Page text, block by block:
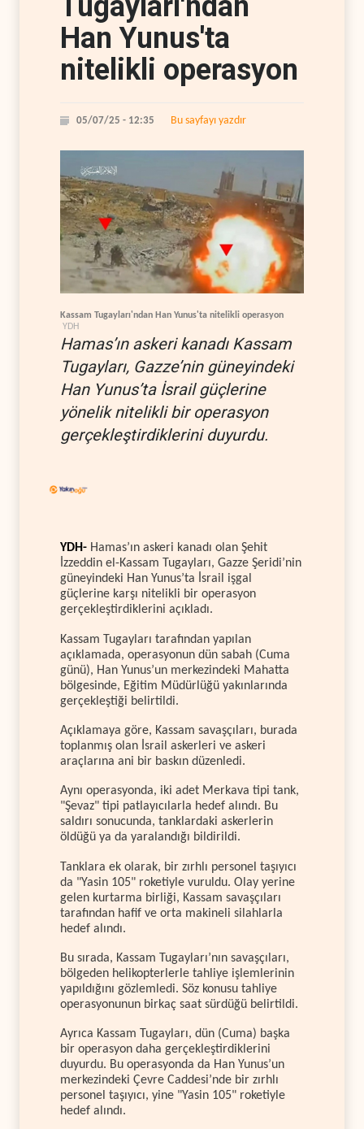
Han Yunus'ta
nitelikli operasyon
05/07/25 - 12:35 Bu sayfayı yazdır
Kassam Tugayları'ndan Han Yunus'ta nitelikli operasyon
YDH
Hamas’ın askeri kanadı Kassam
Tugayları, Gazze’nin güneyindeki
Han Yunus’ta İsrail güçlerine
yönelik nitelikli bir operasyon
gerçekleştirdiklerini duyurdu.
YDH- Hamas’ın askeri kanadı olan Şehit
İzzeddin el-Kassam Tugayları, Gazze Şeridi’nin
güneyindeki Han Yunus’ta İsrail işgal
güçlerine karşı nitelikli bir operasyon
gerçekleştirdiklerini açıkladı.
Kassam Tugayları tarafından yapılan
açıklamada, operasyonun dün sabah (Cuma
günü), Han Yunus’un merkezindeki Mahatta
bölgesinde, Eğitim Müdürlüğü yakınlarında
gerçekleştiği belirtildi.
Açıklamaya göre, Kassam savaşçıları, burada
toplanmış olan İsrail askerleri ve askeri
araçlarına ani bir baskın düzenledi.
Aynı operasyonda, iki adet Merkava tipi tank,
"Şevaz" tipi patlayıcılarla hedef alındı. Bu
saldırı sonucunda, tanklardaki askerlerin
öldüğü ya da yaralandığı bildirildi.
Tanklara ek olarak, bir zırhlı personel taşıyıcı
da "Yasin 105" roketiyle vuruldu. Olay yerine
gelen kurtarma birliği, Kassam savaşçıları
tarafından hafif ve orta makineli silahlarla
hedef alındı.
Bu sırada, Kassam Tugayları’nın savaşçıları,
bölgeden helikopterlerle tahliye işlemlerinin
yapıldığını gözlemledi. Söz konusu tahliye
operasyonunun birkaç saat sürdüğü belirtildi.
Ayrıca Kassam Tugayları, dün (Cuma) başka
bir operasyon daha gerçekleştirdiklerini
duyurdu. Bu operasyonda da Han Yunus’un
merkezindeki Çevre Caddesi’nde bir zırhlı
personel taşıyıcı, yine "Yasin 105" roketiyle
hedef alındı.